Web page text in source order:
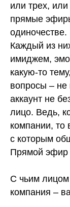
или трех,
прямые
одиночестве.
Каждый из
имиджем,
какую-то
вопросы – не
аккаунт не
лицо. Ведь,
компании, то
с которым
Прямой эфир
С чьим лицом
компания –